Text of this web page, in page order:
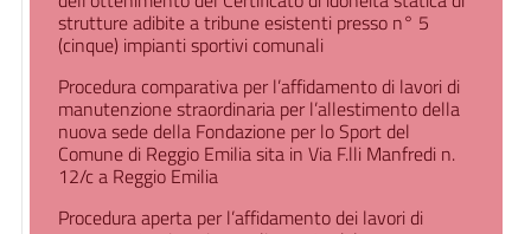
strutture adibite a tribune esistenti presso n° 5
(cinque) impianti sportivi comunali
Procedura comparativa per l’affidamento di lavori di
manutenzione straordinaria per l’allestimento della
nuova sede della Fondazione per lo Sport del
Comune di Reggio Emilia sita in Via F.lli Manfredi n.
12/c a Reggio Emilia
Procedura aperta per l’affidamento dei lavori di